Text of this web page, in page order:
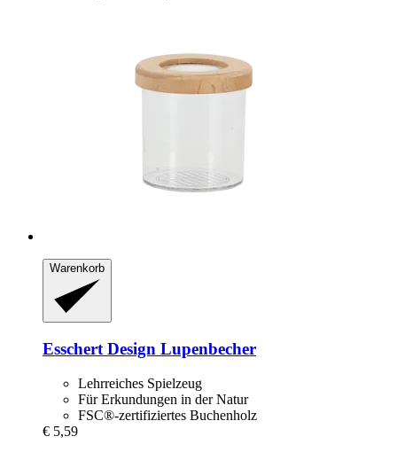
Warenkorb
Esschert Design Lupenbecher
Lehrreiches Spielzeug
Für Erkundungen in der Natur
FSC®-zertifiziertes Buchenholz
€ 5,59